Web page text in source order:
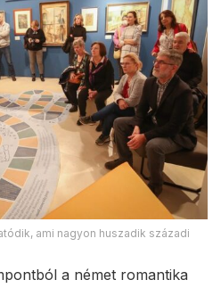
ami nagyon huszadik századi
a német romantika